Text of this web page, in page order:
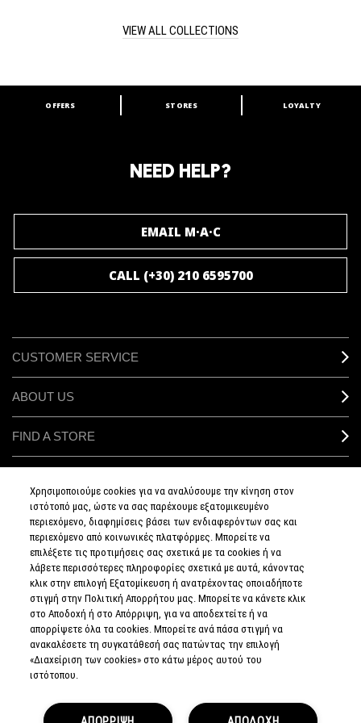
VIEW ALL COLLECTIONS
ARE YOU A M·A·C LOVER?
OFFERS STORES LOYALTY
NEED HELP?
EMAIL M·A·C
CALL (+30) 210 6595700
CUSTOMER SERVICE
ABOUT US
FIND A STORE
SIGN UP FOR EMAIL
My M•A•C / SIGN IN
CONNECT
PRIVACY POLICY
Χρησιμοποιούμε cookies για να αναλύσουμε την κίνηση στον
ιστότοπό μας, ώστε να σας παρέχουμε εξατομικευμένο
περιεχόμενο, διαφημίσεις βάσει των ενδιαφερόντων σας και
περιεχόμενο από κοινωνικές πλατφόρμες. Μπορείτε να
επιλέξετε τις προτιμήσεις σας σχετικά με τα cookies ή να
λάβετε περισσότερες πληροφορίες σχετικά με αυτά, κάνοντας
κλικ στην επιλογή Εξατομίκευση ή ανατρέχοντας οποιαδήποτε
στιγμή στην Πολιτική Απορρήτου μας. Μπορείτε να κάνετε κλικ
στο Αποδοχή ή στο Απόρριψη, για να αποδεχτείτε ή να
απορρίψετε όλα τα cookies. Μπορείτε ανά πάσα στιγμή να
ανακαλέσετε τη συγκατάθεσή σας πατώντας την επιλογή
«Διαχείριση των cookies» στο κάτω μέρος αυτού του
ιστότοπου.